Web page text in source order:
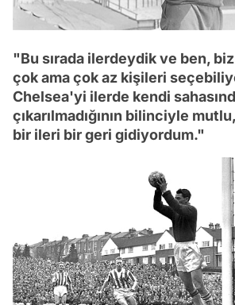
"Bu sırada ilerdeydik ve ben,
çok ama çok az kişileri
Chelsea'yi ilerde kendi
çıkarılmadığının bilinciyle
bir ileri bir geri gidiyordum."